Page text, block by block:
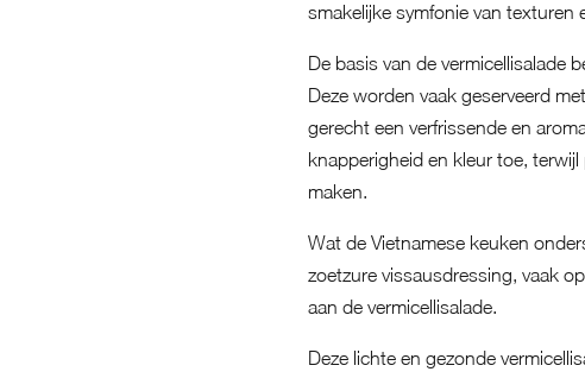
smakelijke symfonie van texturen
De basis van de vermicellisalade
Deze worden vaak geserveerd
gerecht een verfrissende en
knapperigheid en kleur toe,
maken.
Wat de Vietnamese keuken
zoetzure vissausdressing, vaak
aan de vermicellisalade.
Deze lichte en gezonde